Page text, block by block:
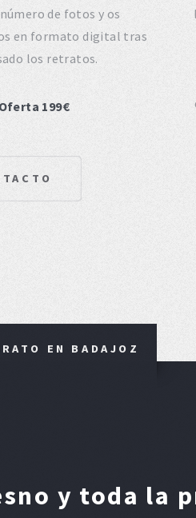
de fotos y os
en formato digital tras
los retratos.
199€
EN BADAJOZ
y toda la